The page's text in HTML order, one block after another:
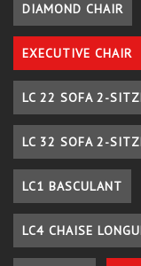
DIAMOND CHAIR
EXECUTIVE CHAIR
LC 22 SOFA 2-
LC 32 SOFA 2-
LC1 BASCULANT
LC4 CHAISE